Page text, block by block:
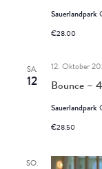
Sauerlandpark
€28.00
SA.
12 Bounce –
12. Oktober
Sauerlandpark
€28.50
SO.